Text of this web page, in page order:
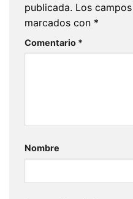
publicada. Los
marcados con *
Comentario *
Nombre